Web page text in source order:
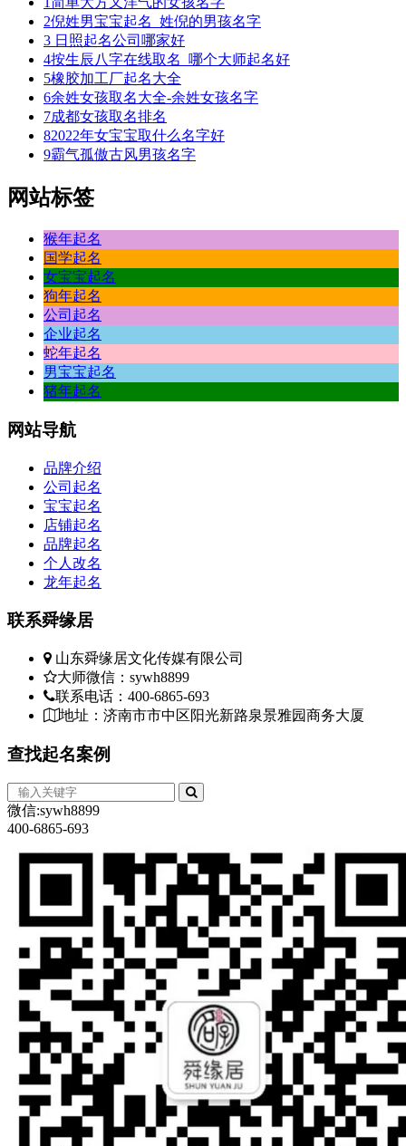
2倪姓男宝宝起名_姓倪的男孩名字
3 日照起名公司哪家好
4按生辰八字在线取名_哪个大师起名好
5橡胶加工厂起名大全
6余姓女孩取名大全-余姓女孩名字
7成都女孩取名排名
82022年女宝宝取什么名字好
9霸气孤傲古风男孩名字
网站标签
猴年起名
国学起名
女宝宝起名
狗年起名
公司起名
企业起名
蛇年起名
男宝宝起名
猪年起名
网站导航
品牌介绍
公司起名
宝宝起名
店铺起名
品牌起名
个人改名
龙年起名
联系舜缘居
山东舜缘居文化传媒有限公司
大师微信：sywh8899
联系电话：400-6865-693
地址：济南市市中区阳光新路泉景雅园商务大厦
查找起名案例
微信:sywh8899
400-6865-693